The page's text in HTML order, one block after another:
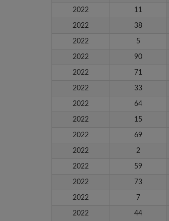
2022 11
2022 38
2022 5
2022 90
2022 71
2022 33
2022 64
2022 15
2022 69
2022 2
2022 59
2022 73
2022 7
2022 44